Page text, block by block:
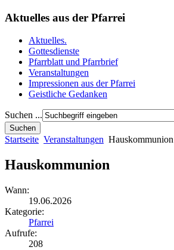
Aktuelles aus der Pfarrei
Aktuelles.
Gottesdienste
Pfarrblatt und Pfarrbrief
Veranstaltungen
Impressionen aus der Pfarrei
Geistliche Gedanken
Suchen ...
Startseite Veranstaltungen Hauskommunion
Hauskommunion
Wann:
19.06.2026
Kategorie:
Pfarrei
Aufrufe:
208